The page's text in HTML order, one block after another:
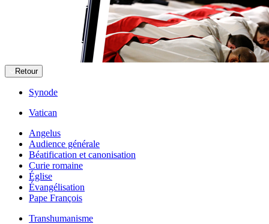
Retour
Synode
Vatican
Angelus
Audience générale
Béatification et canonisation
Curie romaine
Église
Évangélisation
Pape François
Transhumanisme